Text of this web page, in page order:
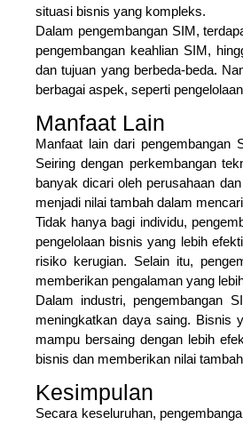
situasi bisnis yang kompleks.
Dalam pengembangan SIM,
pengembangan keahlian SIM,
dan tujuan yang berbeda-beda.
berbagai aspek, seperti
Manfaat Lain
Manfaat lain dari pengembangan
Seiring dengan perkembangan
banyak dicari oleh perusahaan
menjadi nilai tambah dalam
Tidak hanya bagi individu,
pengelolaan bisnis yang lebih
risiko kerugian. Selain itu,
memberikan pengalaman yang
Dalam industri, pengembangan
meningkatkan daya saing. Bisnis
mampu bersaing dengan lebih
bisnis dan memberikan nilai
Kesimpulan
Secara keseluruhan,